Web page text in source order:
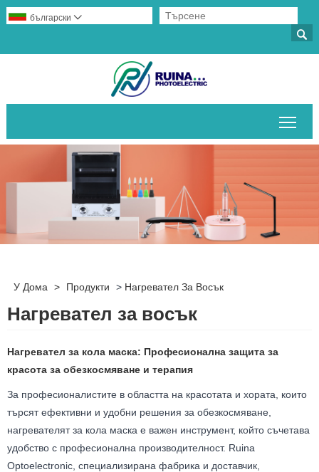

български 
У Дома > Продукти > Нагревател За Восък
Нагревател за восък
Нагревател за кола маска: Професионална защита за
красота за обезкосмяване и терапия
За професионалистите в областта на красотата и хората, които
търсят ефективни и удобни решения за обезкосмяване,
нагревателят за кола маска е важен инструмент, който съчетава
удобство с професионална производителност. Ruina
Optoelectronic, специализирана фабрика и доставчик,